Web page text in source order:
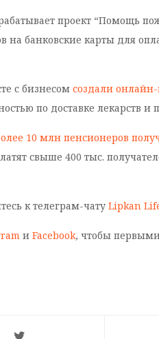
проект “Помощь
на банковские карты для
с бизнесом создали
по доставке лекарств и
10 млн пенсионеров
свыше 400 тыс.
к телеграм-чату Lipkan
и Facebook, чтобы